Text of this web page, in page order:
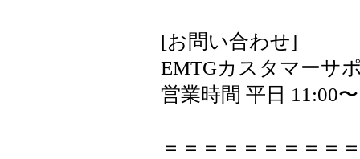
[お問い合わせ]
EMTGカスタマーサ
営業時間 平日 11:00
＝＝＝＝＝＝＝＝＝